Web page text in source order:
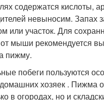
содержатся кислоты,
невыносим. Запах
или участок. Для
мыши рекомендуется
пижму.
побеги пользуются
хозяек . Пижма
в огородах, но и